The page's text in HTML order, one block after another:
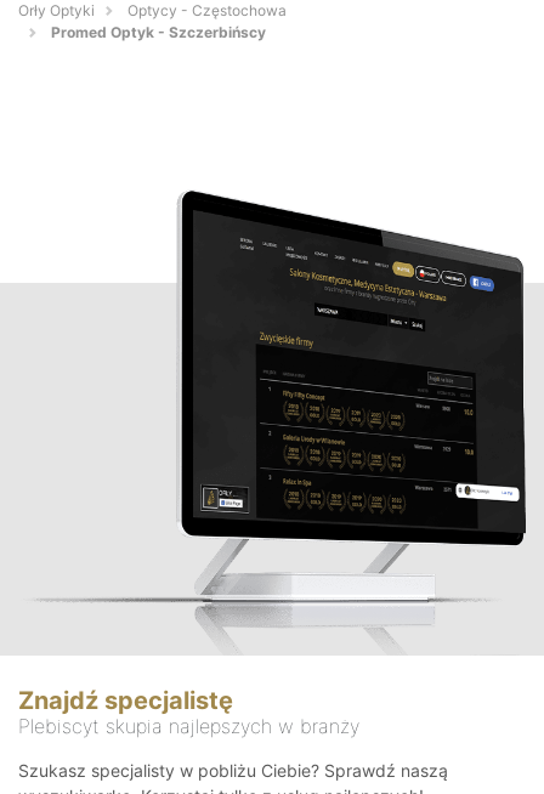
Orły Optyki
Optycy - Częstochowa
Promed Optyk - Szczerbińscy
Znajdź specjalistę
Plebiscyt skupia najlepszych w branży
Szukasz specjalisty w pobliżu Ciebie? Sprawdź naszą